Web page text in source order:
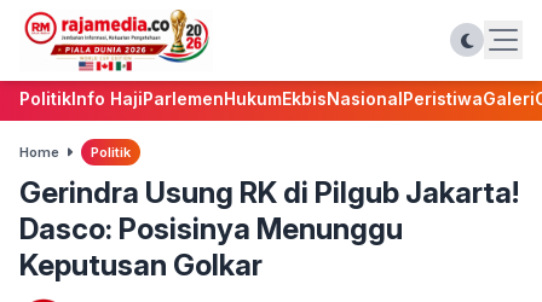
PolitikInfo HajiParlemenHukumEkbisNasionalPeristiwaGaleri
Home Politik
Gerindra Usung RK di Pilgub Jakarta!
Dasco: Posisinya Menunggu
Keputusan Golkar